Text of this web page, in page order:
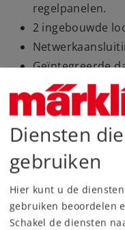
regelpanelen.
2 ingebouwde
Geïntegreerde
locgegevens.
Tot 16
Keyboard en
Geïntegreerd
Verschillende
selecteerbaar.
Diensten
gebruiken
Hier kunt u de
gebruiken beoordelen
Schakel de diensten